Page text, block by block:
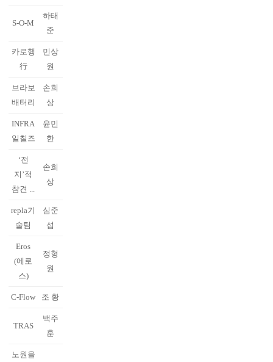
S-O-M
하태
준
카로행
行
민상
원
브라보
배터리
손희
상
INFRA
일칠즈
윤민
한
‘전
지’적
참견 ...
손희
상
repla기
술팀
심준
섭
Eros
(에로
스)
정형
원
C-Flow 조 황
TRAS
백주
훈
노원을